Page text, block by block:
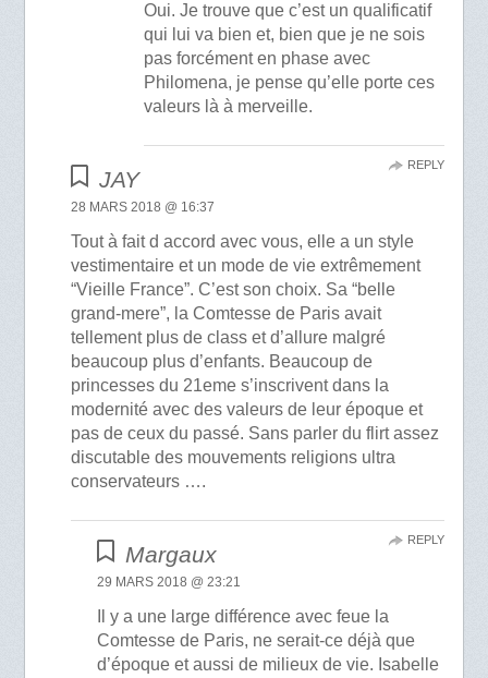
Oui. Je trouve que c’est un qualificatif
qui lui va bien et, bien que je ne sois
pas forcément en phase avec
Philomena, je pense qu’elle porte ces
valeurs là à merveille.
JAY
28 MARS 2018 @ 16:37
Tout à fait d accord avec vous, elle a un style
vestimentaire et un mode de vie extrêmement
“Vieille France”. C’est son choix. Sa “belle
grand-mere”, la Comtesse de Paris avait
tellement plus de class et d’allure malgré
beaucoup plus d’enfants. Beaucoup de
princesses du 21eme s’inscrivent dans la
modernité avec des valeurs de leur époque et
pas de ceux du passé. Sans parler du flirt assez
discutable des mouvements religions ultra
conservateurs ….
REPLY
Margaux
29 MARS 2018 @ 23:21
Il y a une large différence avec feue la
Comtesse de Paris, ne serait-ce déjà que
d’époque et aussi de milieux de vie. Isabelle
REPLY